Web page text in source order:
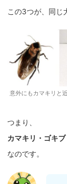
この3つが、同じ
意外にもカマキリと
つまり、
カマキリ・ゴキ
なのです。